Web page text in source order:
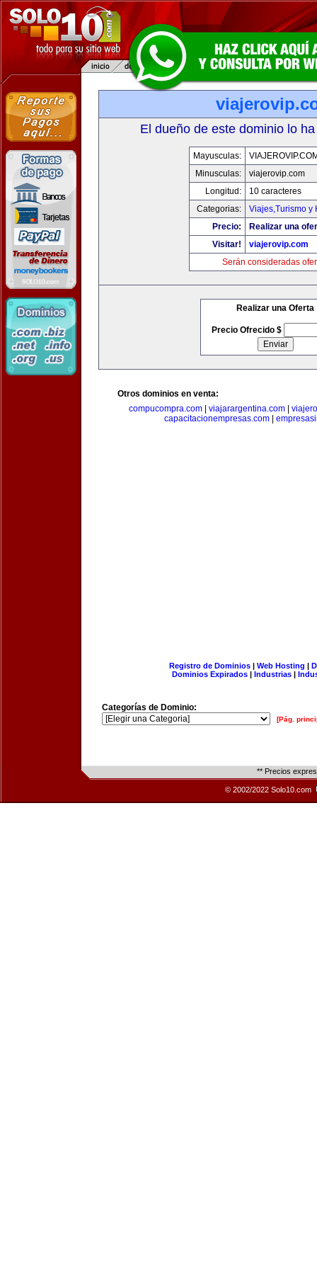
El dueño de este dominio lo
Mayusculas:
Minusculas:
viajerovip.com
Longitud:
10 caracteres
Categorias:
Viajes,Turismo y
Precio:
Realizar una
Visitar!
viajerovip.com
Serán consideradas
Realizar una Oferta
Precio Ofrecido $
Otros dominios en venta:
compucompra.com
viajarargentina.com
capacitacionempresas.com
Registro de Dominios| Web Hosting |
Dominios Expirados | Industrias |
Categorías de Dominio:
[Pág.
** Precios
© 2002/2022 Solo10.com